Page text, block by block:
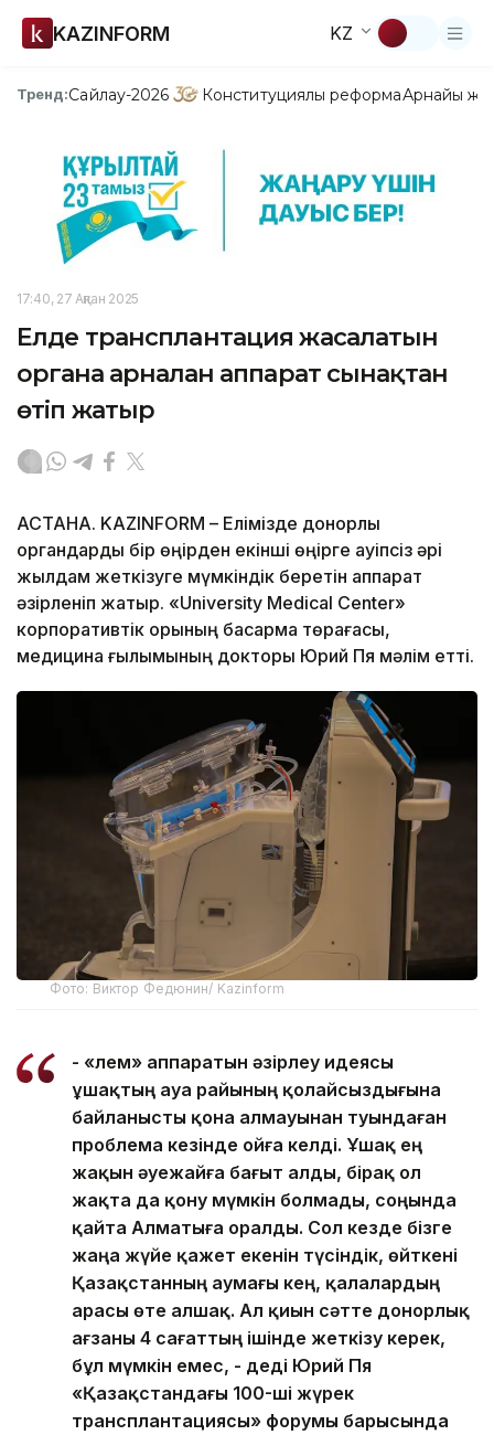
KAZINFORM KZ
Тренд:Сайлау-2026 Конституциялық реформаАрнайы
17:40, 27 Ақпан 2025
Елде трансплантация жасалатын
органға арналған аппарат сынақтан
өтіп жатыр
АСТАНА. KAZINFORM – Елімізде донорлық
органдарды бір өңірден екінші өңірге қауіпсіз әрі
жылдам жеткізуге мүмкіндік беретін аппарат
әзірленіп жатыр. «University Medical Center»
корпоративтік қорының басқарма төрағасы,
медицина ғылымының докторы Юрий Пя мәлім етті.
Фото: Виктор Федюнин/ Kazinform
- «Әлем» аппаратын әзірлеу идеясы
ұшақтың ауа райының қолайсыздығына
байланысты қона алмауынан туындаған
проблема кезінде ойға келді. Ұшақ ең
жақын әуежайға бағыт алды, бірақ ол
жақта да қону мүмкін болмады, соңында
қайта Алматыға оралды. Сол кезде бізге
жаңа жүйе қажет екенін түсіндік, өйткені
Қазақстанның аумағы кең, қалалардың
арасы өте алшақ. Ал қиын сәтте донорлық
ағзаны 4 сағаттың ішінде жеткізу керек,
бұл мүмкін емес, - деді Юрий Пя
«Қазақстандағы 100-ші жүрек
трансплантациясы» форумы барысында